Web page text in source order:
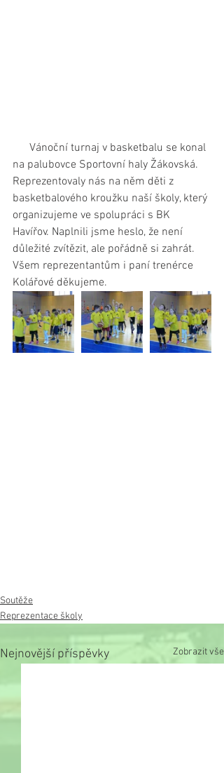
na palubovce Sportovní haly Žákovská.
Reprezentovaly nás na něm děti z
basketbalového kroužku naší školy, který
organizujeme ve spolupráci s BK
Havířov. Naplnili jsme heslo, že není
důležité zvítězit, ale pořádně si zahrát.
Všem reprezentantům i paní trenérce
Kolářové děkujeme.
Soutěže
Reprezentace školy
Nejnovější příspěvky Zobrazit vše